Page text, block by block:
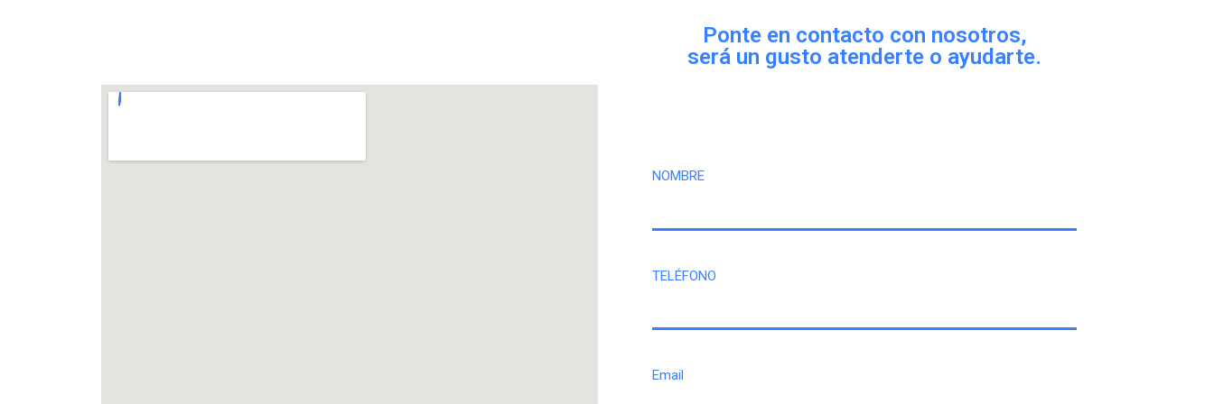
Ponte en contacto con nosotros,
será un gusto atenderte o ayudarte.
NOMBRE
TELÉFONO
Email